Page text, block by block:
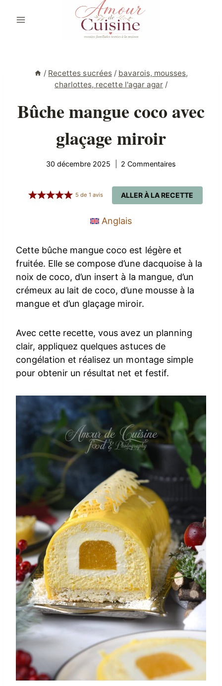
/ Recettes sucrées / bavarois, mousses,
charlottes, recette l'agar agar /
Bûche mangue coco avec
glaçage miroir
30 décembre 2025 2 Commentaires
ALLER À LA RECETTE
5 de1 avis
Anglais
Cette bûche mangue coco est légère et
fruitée. Elle se compose d’une dacquoise à la
noix de coco, d’un insert à la mangue, d’un
crémeux au lait de coco, d’une mousse à la
mangue et d’un glaçage miroir.
Avec cette recette, vous avez un planning
clair, appliquez quelques astuces de
congélation et réalisez un montage simple
pour obtenir un résultat net et festif.